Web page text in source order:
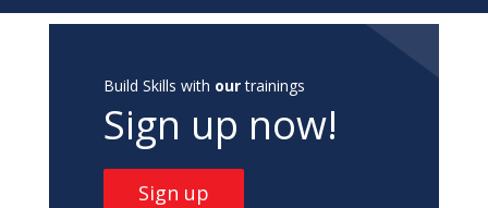
Build Skills with ourtrainings
Sign up now!
Sign up